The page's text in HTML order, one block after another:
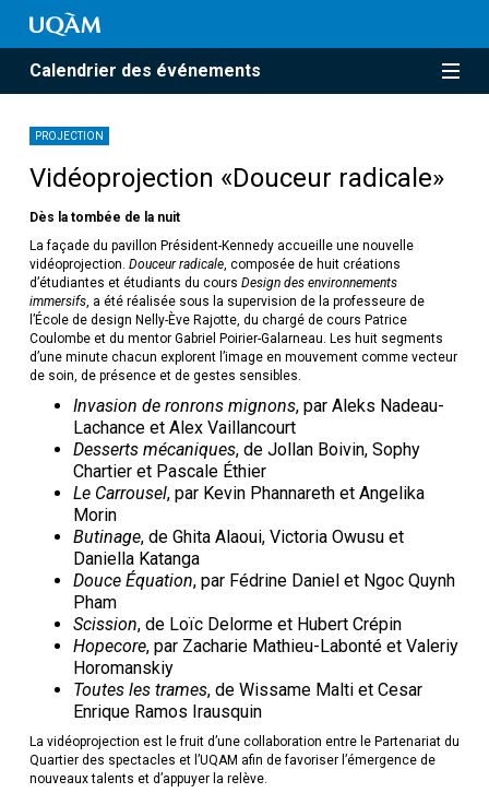
Calendrier des événements
PROJECTION
Vidéoprojection «Douceur radicale»
Dès la tombée de la nuit
La façade du pavillon Président-Kennedy accueille une nouvelle
vidéoprojection. Douceur radicale, composée de huit créations
d’étudiantes et étudiants du cours Design des environnements
immersifs, a été réalisée sous la supervision de la professeure de
l’École de design Nelly-Ève Rajotte, du chargé de cours Patrice
Coulombe et du mentor Gabriel Poirier-Galarneau. Les huit segments
d’une minute chacun explorent l’image en mouvement comme vecteur
de soin, de présence et de gestes sensibles.
Invasion de ronrons mignons, par Aleks Nadeau-
Lachance et Alex Vaillancourt
Desserts mécaniques, de Jollan Boivin, Sophy
Chartier et Pascale Éthier
Le Carrousel, par Kevin Phannareth et Angelika
Morin
Butinage, de Ghita Alaoui, Victoria Owusu et
Daniella Katanga
Douce Équation, par Fédrine Daniel et Ngoc Quynh
Pham
Scission, de Loïc Delorme et Hubert Crépin
Hopecore, par Zacharie Mathieu-Labonté et Valeriy
Horomanskiy
Toutes les trames, de Wissame Malti et Cesar
Enrique Ramos Irausquin
La vidéoprojection est le fruit d’une collaboration entre le Partenariat du
Quartier des spectacles et l’UQAM afin de favoriser l’émergence de
nouveaux talents et d’appuyer la relève.